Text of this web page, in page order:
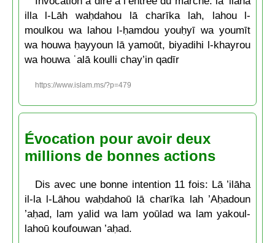
illa l-Lāh waḥdahou lā charīka lah, lahou l-
moulkou wa lahou l-ḥamdou youḥyī wa youmīt
wa houwa ḥayyoun lā yamoūt, biyadihi l-khayrou
wa houwa ʿalā koulli chay’in qadīr
https://www.islam.ms/?p=479
Évocation pour avoir deux
millions de bonnes actions
Dis avec une bonne intention 11 fois: Lā ’ilāha
il-la l-Lāhou waḥdahoū lā charīka lah ’Aḥadoun
’aḥad, lam yalid wa lam yoūlad wa lam yakoul-
lahoū koufouwan ’aḥad.